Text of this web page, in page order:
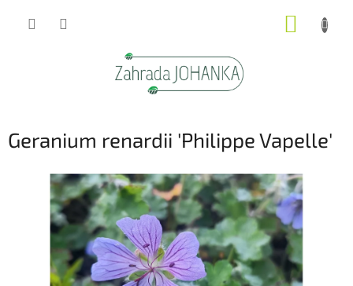
Geranium renardii 'Philippe Vapelle'